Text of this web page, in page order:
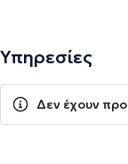
Υπηρεσίες
Δεν έχουν